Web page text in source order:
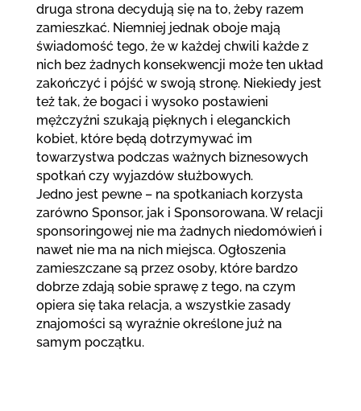
druga strona decydują się na to, żeby razem
zamieszkać. Niemniej jednak oboje mają
świadomość tego, że w każdej chwili każde z
nich bez żadnych konsekwencji może ten układ
zakończyć i pójść w swoją stronę. Niekiedy jest
też tak, że bogaci i wysoko postawieni
mężczyźni szukają pięknych i eleganckich
kobiet, które będą dotrzymywać im
towarzystwa podczas ważnych biznesowych
spotkań czy wyjazdów służbowych.
Jedno jest pewne – na spotkaniach korzysta
zarówno Sponsor, jak i Sponsorowana. W relacji
sponsoringowej nie ma żadnych niedomówień i
nawet nie ma na nich miejsca. Ogłoszenia
zamieszczane są przez osoby, które bardzo
dobrze zdają sobie sprawę z tego, na czym
opiera się taka relacja, a wszystkie zasady
znajomości są wyraźnie określone już na
samym początku.